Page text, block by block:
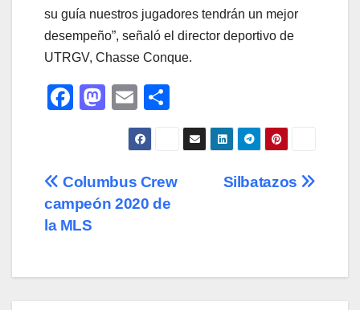
su guía nuestros jugadores tendrán un mejor
desempeño”, señaló el director deportivo de
UTRGV, Chasse Conque.
F
e
b
o
k
M
o
d
E
m
ail
o
m
p
ar
Navegación
de
Silbatazos
Columbus Crew
campeón 2020 de
la MLS